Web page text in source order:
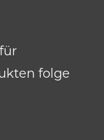
folge